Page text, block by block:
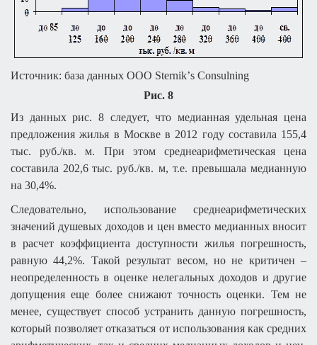
Источник: база данных ООО Sternik’s Consulning
Рис. 8
Из данных рис. 8 следует, что медианная удельная цена
предложения жилья в Москве в 2012 году составила 155,4
тыс. руб./кв. м. При этом среднеарифметическая цена
составила 202,6 тыс. руб./кв. м, т.е. превышала медианную
на 30,4%.
Следовательно, использование среднеарифметических
значений душевых доходов и цен вместо медианных вносит
в расчет коэффициента доступности жилья погрешность,
равную 44,2%. Такой результат весом, но не критичен –
неопределенность в оценке нелегальных доходов и другие
допущения еще более снижают точность оценки. Тем не
менее, существует способ устранить данную погрешность,
который позволяет отказаться от использования как средних